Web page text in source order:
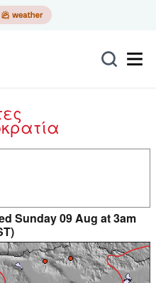
Sunday 09 Aug at 3am